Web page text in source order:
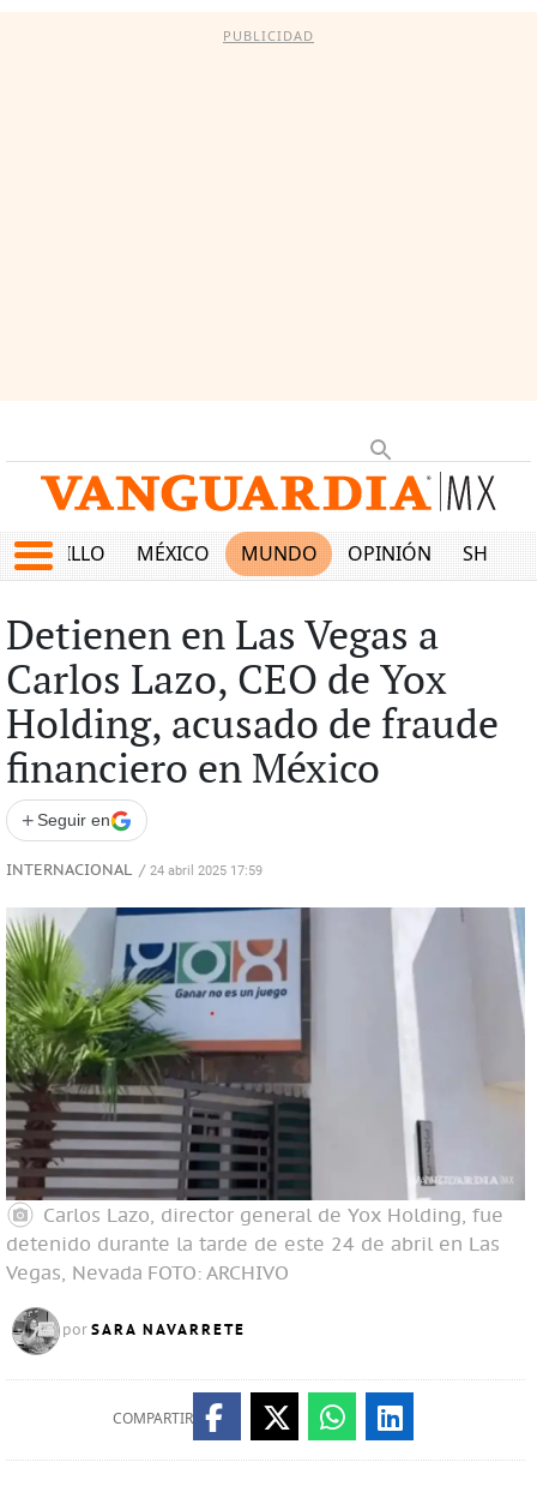
PUBLICIDAD
SALTILLO MÉXICO MUNDO OPINIÓN SHOW
Detienen en Las Vegas a
Carlos Lazo, CEO de Yox
Holding, acusado de fraude
financiero en México
+ Seguir en
INTERNACIONAL / 24 abril 2025 17:59
Carlos Lazo, director general de Yox Holding, fue
detenido durante la tarde de este 24 de abril en Las
Vegas, Nevada FOTO: ARCHIVO
por SARA NAVARRETE
COMPARTIR